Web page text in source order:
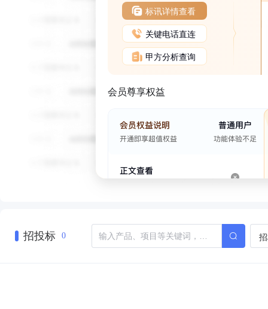
标讯详情查看
关键电话直连
甲方分析查询
会员尊享权益
招投标 0